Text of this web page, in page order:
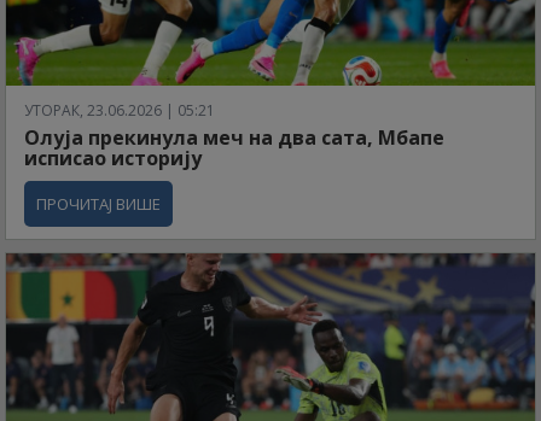
УТОРАК, 23.06.2026 | 05:21
Олуја прекинула меч на два сата, Мбапе
исписао историју
ПРОЧИТАЈ ВИШЕ